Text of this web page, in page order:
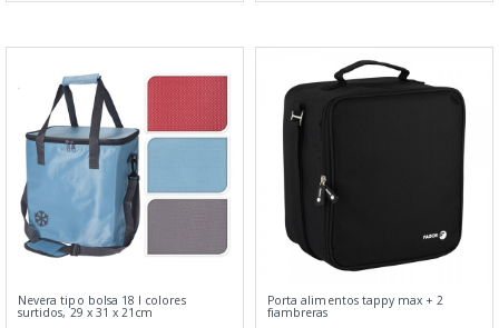
Nevera tipo bolsa 18 l colores
surtidos, 29 x 31 x 21cm
Porta alimentos tappy max + 2
fiambreras